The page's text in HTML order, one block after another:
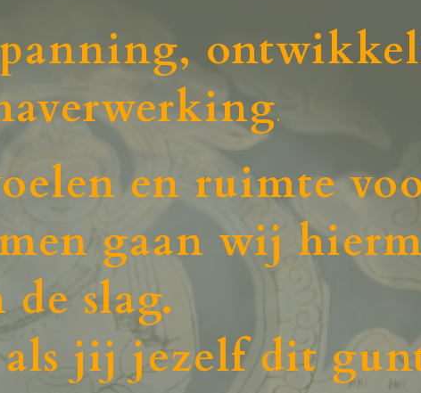
.
en ruimte
gaan wij
de slag.
jij jezelf dit